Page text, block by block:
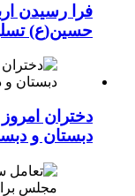
فرا رسیدن
حسین(ع)
دختران
دبستان و